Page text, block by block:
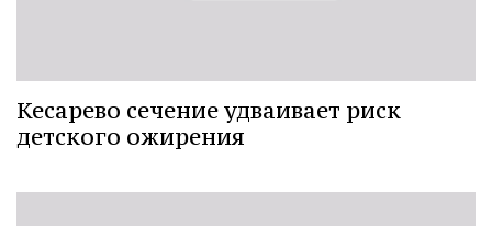
Кесарево сечение удваивает риск
детского ожирения